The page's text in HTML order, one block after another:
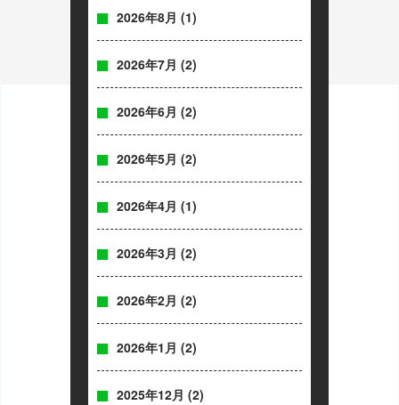
2026年8月 (1)
2026年7月 (2)
2026年6月 (2)
2026年5月 (2)
2026年4月 (1)
2026年3月 (2)
2026年2月 (2)
2026年1月 (2)
2025年12月 (2)